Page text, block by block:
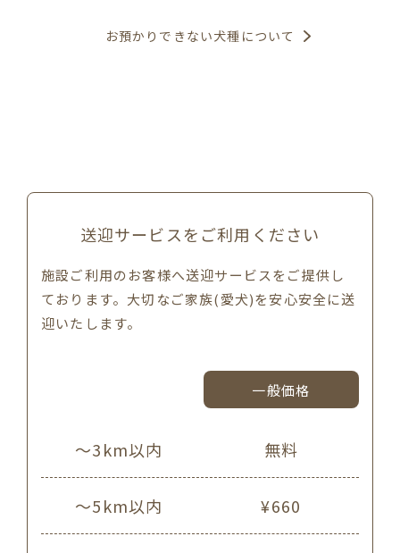
お預かりできない犬種について
送迎サービスをご利用ください
施設ご利用のお客様へ送迎サービスをご提供し
ております。 大切なご家族(愛犬)を安心安全に送
迎いたします。
一般価格
〜3km以内 無料
〜5km以内 ¥660